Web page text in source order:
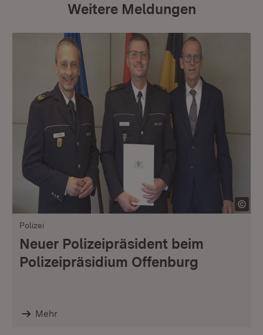
Weitere Meldungen
Polizei
Neuer Polizeipräsident beim
Polizeipräsidium Offenburg
Mehr